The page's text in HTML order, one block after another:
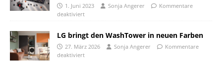
1. Juni 2023 Sonja Angerer
Kommentare
deaktiviert
LG bringt den WashTower in neuen Farben
27. März 2026 Sonja Angerer
Kommentare
deaktiviert